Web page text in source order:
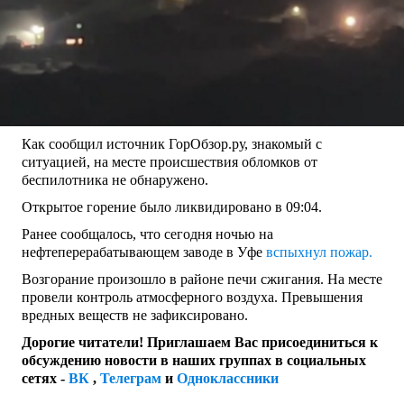
Как сообщил источник ГорОбзор.ру, знакомый с
ситуацией, на месте происшествия обломков от
беспилотника не обнаружено.
Открытое горение было ликвидировано в 09:04.
Ранее сообщалось, что сегодня ночью на
нефтеперерабатывающем заводе в Уфе вспыхнул пожар.
Возгорание произошло в районе печи сжигания. На месте
провели контроль атмосферного воздуха. Превышения
вредных веществ не зафиксировано.
Дорогие читатели! Приглашаем Вас присоединиться к
обсуждению новости в наших группах в социальных
сетях - ВК , Телеграм и Одноклассники